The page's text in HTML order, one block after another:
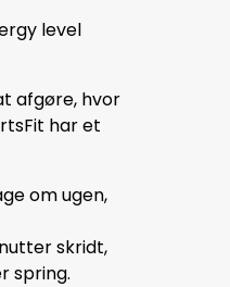
level
afgøre, hvor
har et
om ugen,
skridt,
spring.